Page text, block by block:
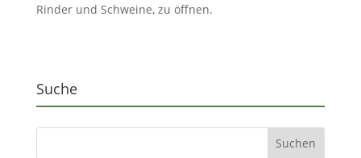
Rinder und Schweine, zu öffnen.
Suche